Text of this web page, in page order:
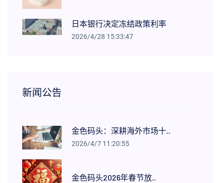
日本银行决定冻结政策利率
2026/4/28 15:33:47
新闻公告
金色码头：深耕海外市场十..
2026/4/7 11:20:55
金色码头2026年春节放..